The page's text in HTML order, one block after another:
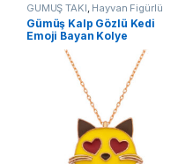
GÜMÜŞ TAKI Hayvan Figürlü
Kolyeler ,Kadın Kolyeleri, Kedili
Kolyeler,Kolye
Gümüş Kalp Gözlü Kedi
Emoji Bayan Kolye